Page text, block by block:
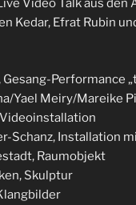
Video Talk aus den
Kedar, Efrat Rubin
Gesang-Performance
Yael Meiry/Mareike
Schanz, Installation
Raumobjekt
Skulptur